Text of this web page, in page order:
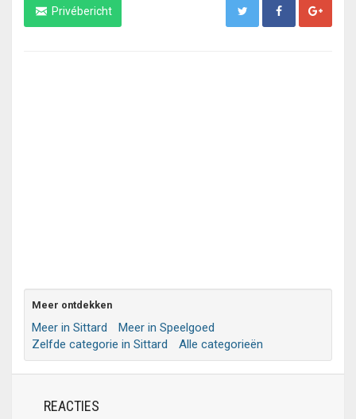
Privébericht
Meer ontdekken
Meer in Sittard
Meer in Speelgoed
Zelfde categorie in Sittard
Alle categorieën
REACTIES